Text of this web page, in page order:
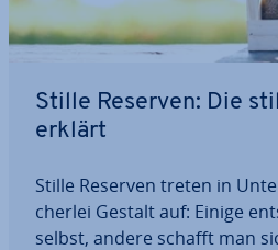
Stille Reserven: Die
erklärt
Stille Reserven treten in
cher­lei Gestalt auf: Einige
selbst, andere schafft man